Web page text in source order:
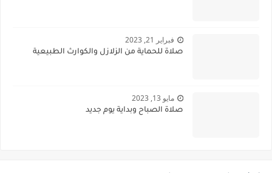
فبراير 21, 2023
صلاة للحماية من الزلازل والكوارث الطبيعية
مايو 13, 2023
صلاة الصباح وبداية يوم جديد